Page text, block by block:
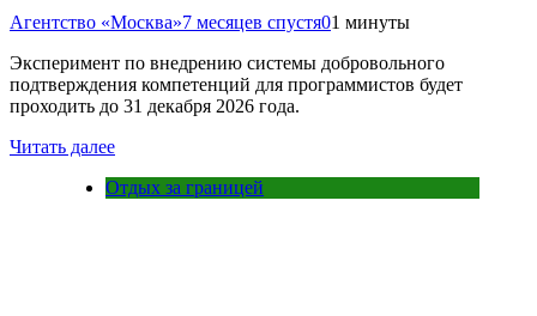
Агентство «Москва»7 месяцев спустя01 минуты
Эксперимент по внедрению системы добровольного
подтверждения компетенций для программистов будет
проходить до 31 декабря 2026 года.
Читать далее
Отдых за границей